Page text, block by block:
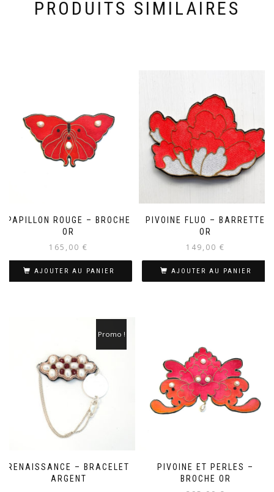
PRODUITS SIMILAIRES
PAPILLON ROUGE – BROCHE
OR
165,00 €
AJOUTER AU PANIER
PIVOINE FLUO – BARRETTE
OR
149,00 €
AJOUTER AU PANIER
RENAISSANCE – BRACELET
ARGENT
Promo !
PIVOINE ET PERLES –
BROCHE OR